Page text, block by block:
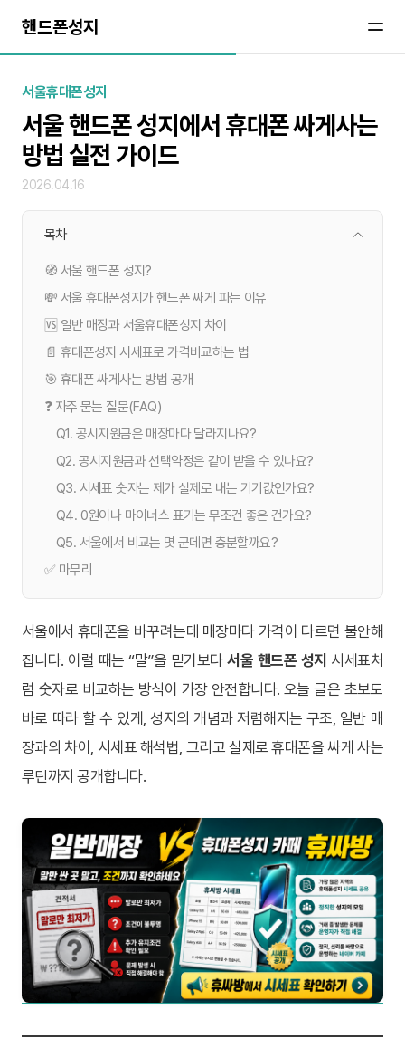
핸드폰성지
서울휴대폰성지
서울 핸드폰 성지에서 휴대폰 싸게사는
방법 실전 가이드
2026.04.16
목차
🧭 서울 핸드폰 성지?
💸 서울 휴대폰성지가 핸드폰 싸게 파는 이유
🆚 일반 매장과 서울휴대폰성지 차이
📄 휴대폰성지 시세표로 가격비교하는 법
🎯 휴대폰 싸게사는 방법 공개
❓ 자주 묻는 질문(FAQ)
Q1. 공시지원금은 매장마다 달라지나요?
Q2. 공시지원금과 선택약정은 같이 받을 수 있나요?
Q3. 시세표 숫자는 제가 실제로 내는 기기값인가요?
Q4. 0원이나 마이너스 표기는 무조건 좋은 건가요?
Q5. 서울에서 비교는 몇 군데면 충분할까요?
✅ 마무리
서울에서 휴대폰을 바꾸려는데 매장마다 가격이 다르면 불안해
집니다. 이럴 때는 “말”을 믿기보다서울 핸드폰 성지 시세표처
럼 숫자로 비교하는 방식이 가장 안전합니다. 오늘 글은 초보도
바로 따라 할 수 있게, 성지의 개념과 저렴해지는 구조, 일반 매
장과의 차이, 시세표 해석법, 그리고 실제로 휴대폰을 싸게 사는
루틴까지 공개합니다.